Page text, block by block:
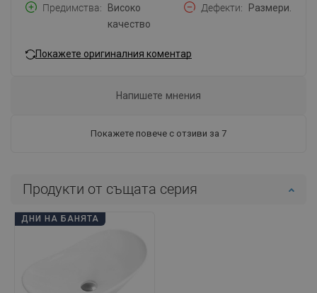
Предимства
Високо
качество
Дефекти Размери.
Покажете оригиналния коментар
Покажете повече с отзиви за 7
Напишете мнения
Продукти от същата серия
ДНИ НА БАНЯТА